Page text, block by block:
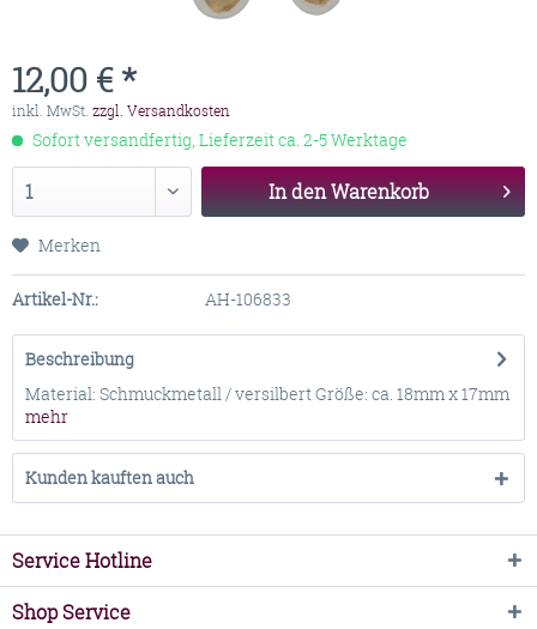
12,00 € *
inkl. MwSt. zzgl. Versandkosten
Sofort versandfertig, Lieferzeit ca. 2-5 Werktage
In denWarenkorb
Merken
Artikel-Nr.: AH-106833
Beschreibung
Material: Schmuckmetall / versilbert Größe: ca. 18mm x 17mm
mehr
Kunden kauften auch
Service Hotline
Shop Service